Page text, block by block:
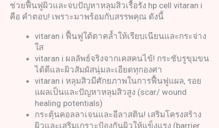
ช่วยฟื้นฟูผิวและจบปัญหาหลุมสิวเรื้อรัง hp cell vitaran i
คือ คำตอบ! เพราะมาพร้อมกับสรรพคุณ ดังนี้
vitaran i ฟื้นฟูใต้ตาคล้ำให้เรียบเนียนและกระจ่าง
ใส
vitaran i ผลลัพธ์จริงจากเคสคนไข้! กระชับรูขุมขน
ได้ดีและผิวสัมผัสนุ่มละเอียดทุกองศา
vitaran i หลุมสิวมีศักยภาพในการฟื้นฟูแผล, รอย
แผลเป็นและปัญหาหลุมสิวสูง (scar/ wound
healing potentials)
กระตุ้นคอลลาเจนและอีลาสติน! เสริมโครงสร้าง
ผิวและเสริมเกราะป้องกันผิวให้แข็งแรง (barrier